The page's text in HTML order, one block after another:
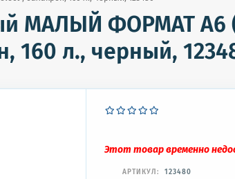
МАЛЫЙ ФОРМАТ А6
160 л., черный,
Этот товар временно
АРТИКУЛ: 123480